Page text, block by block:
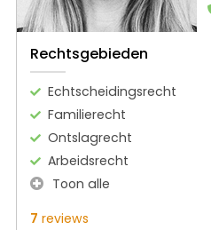
Rechtsgebieden
Echtscheidingsrecht
Familierecht
Ontslagrecht
Arbeidsrecht
Toon alle
7 reviews